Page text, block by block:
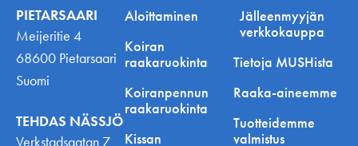
PIETARSAARI
Meijeritie 4
68600 Pietarsaari
Suomi
TEHDAS NÄSSJÖ
Verkstadsgatan 7
Aloittaminen
Koiran
raakaruokinta
Koiranpennun
raakaruokinta
Kissan
Jälleenmyyjän
verkkokauppa
Tietoja MUSHista
Raaka-aineemme
Tuotteidemme
valmistus